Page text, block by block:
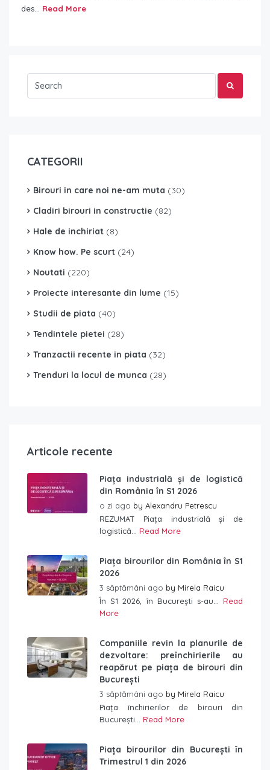
des... Read More
CATEGORII
Birouri in care noi ne-am muta (30)
Cladiri birouri in constructie (82)
Hale de inchiriat (8)
Know how. Pe scurt (24)
Noutati (220)
Proiecte interesante din lume (15)
Studii de piata (40)
Tendintele pietei (28)
Tranzactii recente in piata (32)
Trenduri la locul de munca (28)
Articole recente
Piața industrială și de logistică
din România în S1 2026
o zi ago by Alexandru Petrescu
REZUMAT Piața industrială și de
logistică... Read More
Piața birourilor din România în S1
2026
3 săptămâni ago by Mirela Raicu
În S1 2026, în București s-au... Read
More
Companiile revin la planurile de
dezvoltare: preînchirierile au
reapărut pe piața de birouri din
București
3 săptămâni ago by Mirela Raicu
Piața închirierilor de birouri din
București... Read More
Piața birourilor din București în
Trimestrul 1 din 2026